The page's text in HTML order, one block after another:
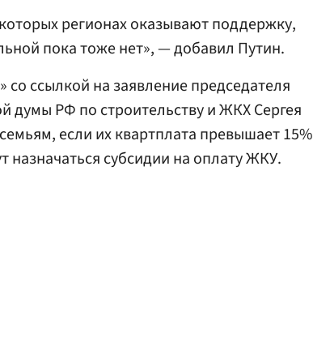
регионах оказывают поддержку,
пока тоже нет», — добавил Путин.
со ссылкой на заявление председателя
думы РФ по строительству и ЖКХ Сергея
если их квартплата превышает 15%
назначаться субсидии на оплату ЖКУ.